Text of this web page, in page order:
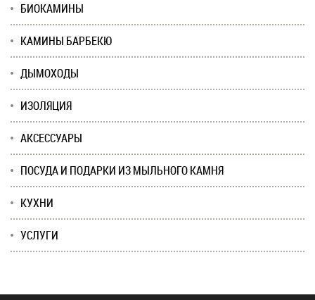
БИОКАМИНЫ
КАМИНЫ БАРБЕКЮ
ДЫМОХОДЫ
ИЗОЛЯЦИЯ
АКСЕССУАРЫ
ПОСУДА И ПОДАРКИ ИЗ МЫЛЬНОГО КАМНЯ
КУХНИ
УСЛУГИ